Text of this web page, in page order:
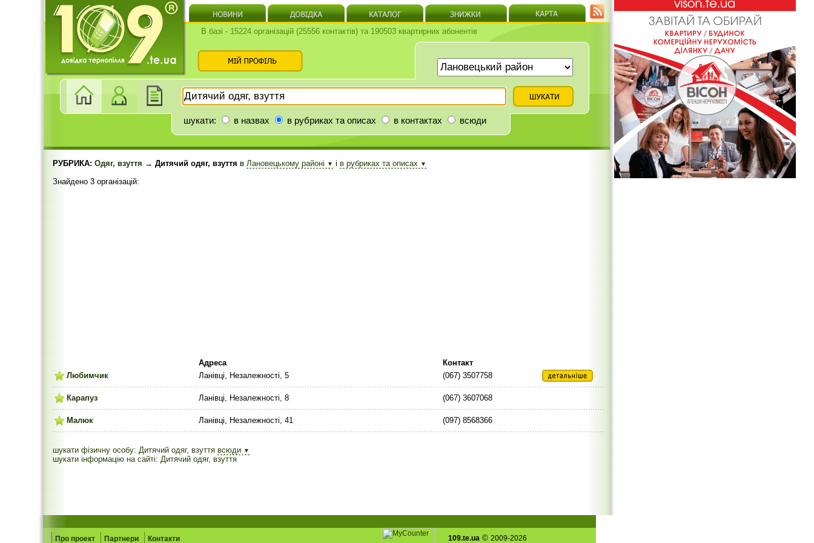
В базі - 15224 організацій (25556 контактів) та 190503 квартирних абонентів
шукати: в назвах в рубриках та описах в контактах всюди
РУБРИКА: Одяг, взуття → Дитячий одяг, взуття в Лановецькому районі ▼ і в рубриках та описах ▼
Знайдено 3 організацій:
Адреса
Контакт
Любимчик
Ланівці, Незалежності, 5 (067) 3507758
Карапуз Ланівці, Незалежності, 8 (067) 3607068
Малюк Ланівці, Незалежності, 41 (097) 8568366
шукати фізичну особу: Дитячий одяг, взуття всюди ▼
шукати інформацію на сайті: Дитячий одяг, взуття
Про проект Партнери Контакти 109.te.ua © 2009-2026